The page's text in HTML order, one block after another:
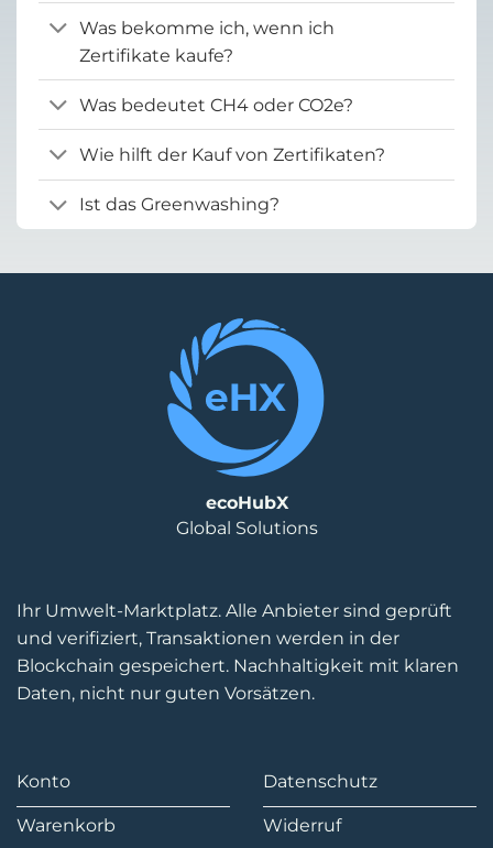
Was bekomme ich, wenn ich
Zertifikate kaufe?
Was bedeutet CH4 oder CO2e?
Wie hilft der Kauf von Zertifikaten?
Ist das Greenwashing?
Ihr Umwelt-Marktplatz. Alle Anbieter sind geprüft
und verifiziert, Transaktionen werden in der
Blockchain gespeichert. Nachhaltigkeit mit klaren
Daten, nicht nur guten Vorsätzen.
Konto
Warenkorb
Datenschutz
Widerruf
ecoHubX
Global Solutions